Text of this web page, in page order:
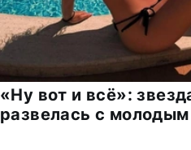
«Ну вот и всё»:
развелась с